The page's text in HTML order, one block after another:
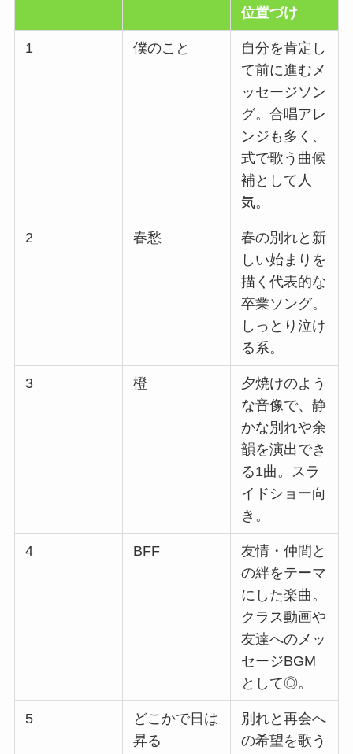
位置づけ
1 僕のこと
自分を肯定し
て前に進むメ
ッセージソン
グ。合唱アレ
ンジも多く、
式で歌う曲候
補として人
気。
2 春愁
春の別れと新
しい始まりを
描く代表的な
卒業ソング。
しっとり泣け
る系。
3 橙
夕焼けのよう
な音像で、静
かな別れや余
韻を演出でき
る1曲。スラ
イドショー向
き。
4 BFF
友情・仲間と
の絆をテーマ
にした楽曲。
クラス動画や
友達へのメッ
セージBGM
として◎。
5
どこかで日は
昇る
別れと再会へ
の希望を歌う